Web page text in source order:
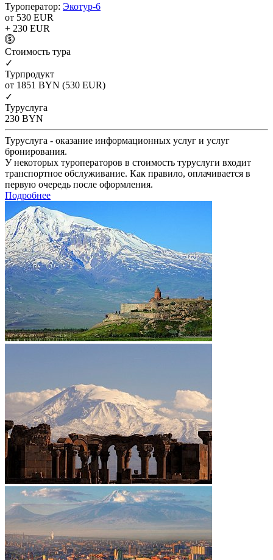
Туроператор: Экотур-6
от 530 EUR
+ 230 EUR
Cтоимость тура
✓
Турпродукт
от 1851 BYN (530 EUR)
✓
Туруслуга
230 BYN
Туруслуга - оказание информационных услуг и услуг
бронирования.
У некоторых туроператоров в стоимость туруслуги входит
транспортное обслуживание. Как правило, оплачивается в
первую очередь после оформления.
Подробнее